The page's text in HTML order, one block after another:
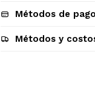
Métodos de pago
Métodos y